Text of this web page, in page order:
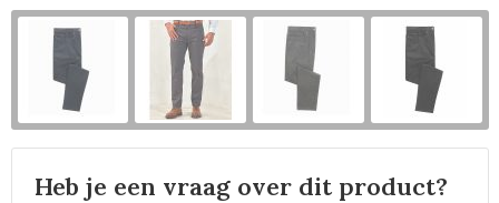
Heb je een vraag over dit product?